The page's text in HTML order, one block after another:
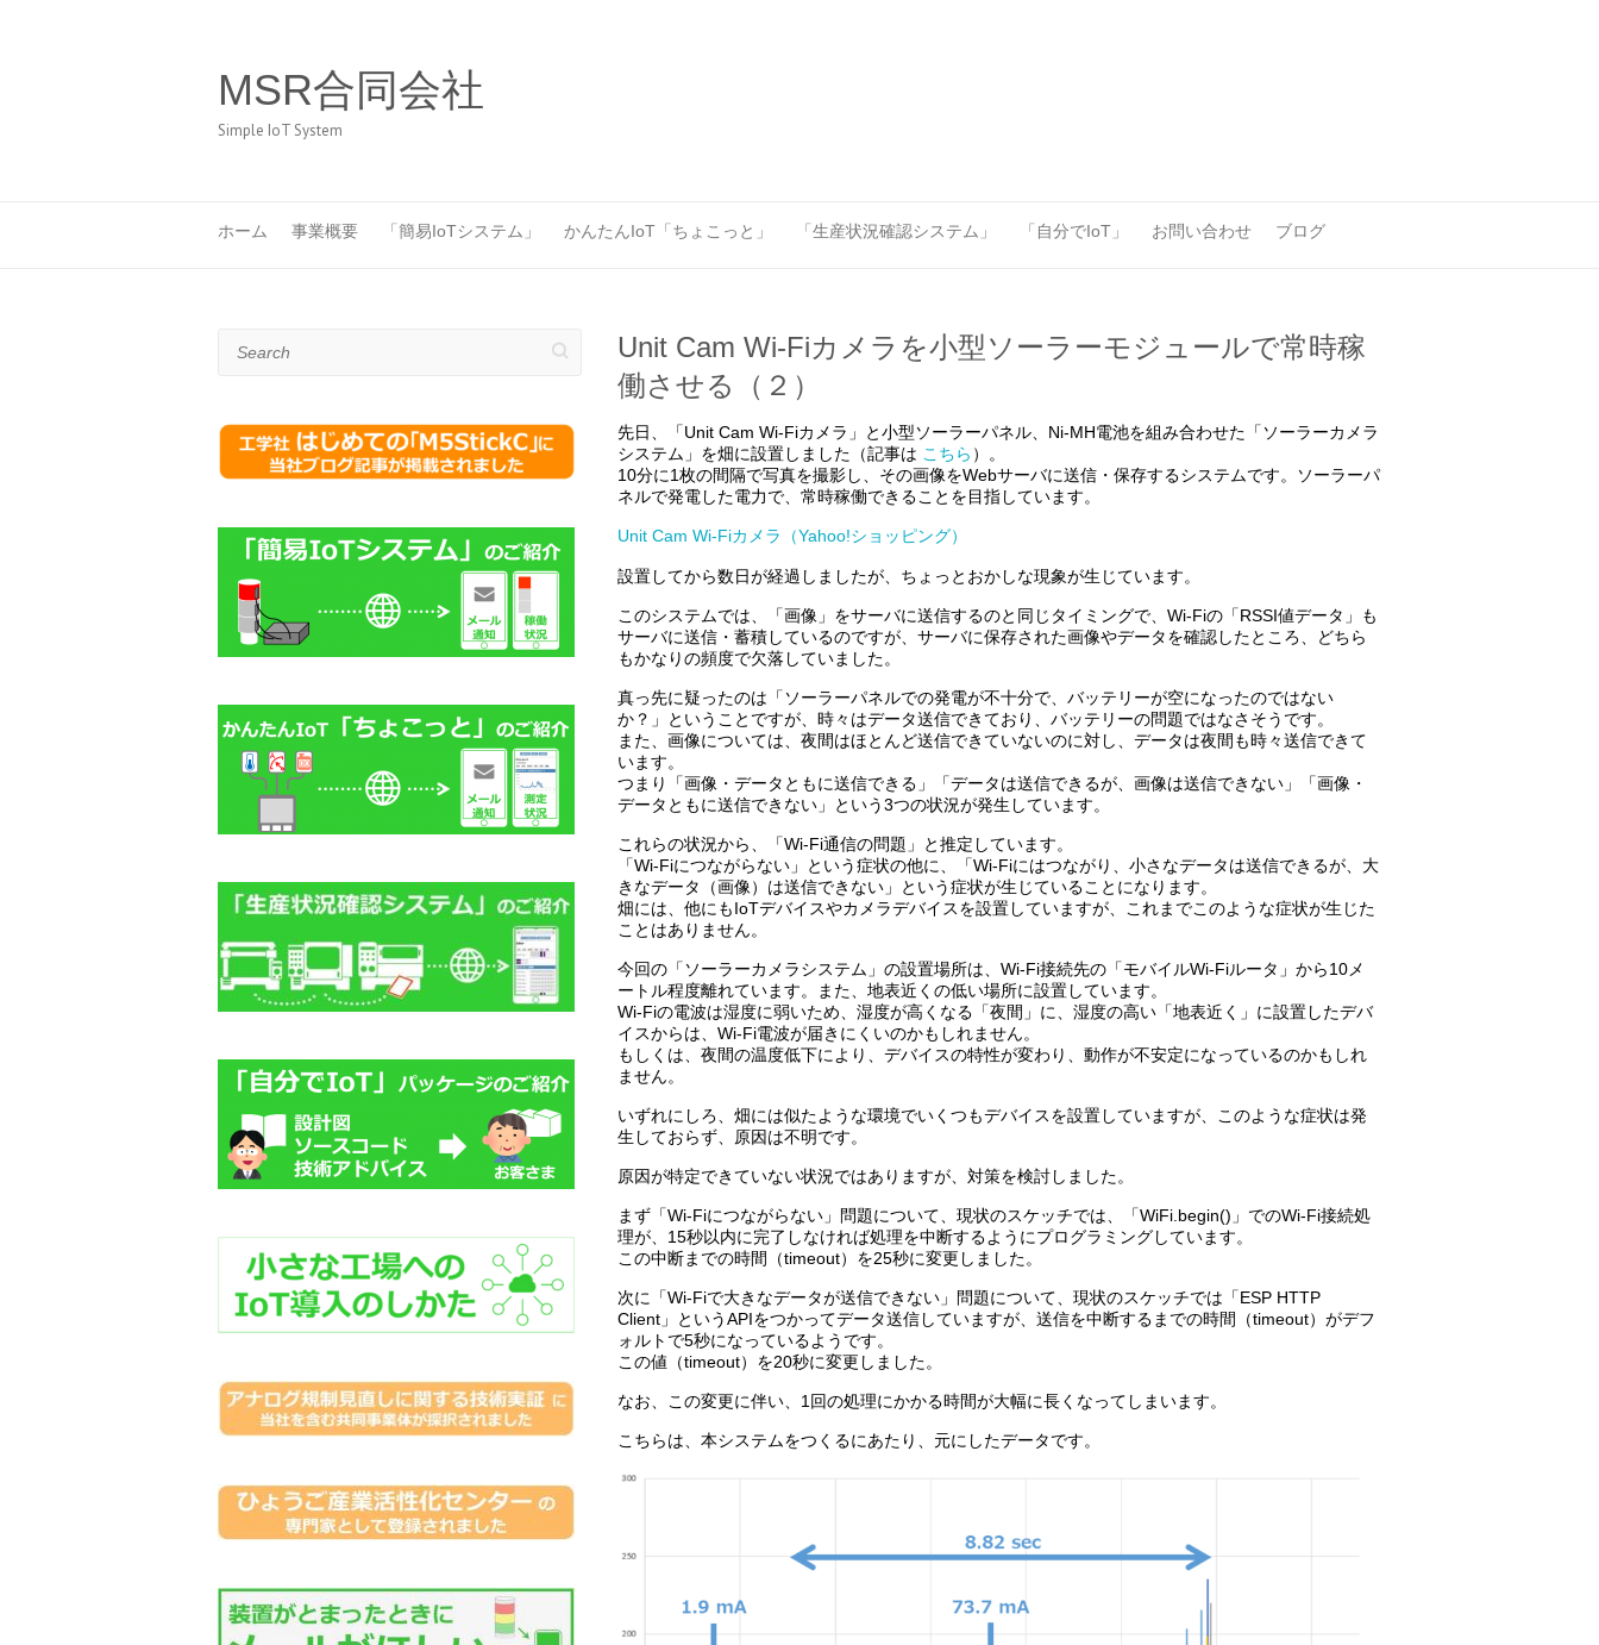
MSR合同会社
Simple IoT System
ホーム 事業概要 「簡易IoTシステム」 かんたんIoT「ちょこっと」 「生産状況確認システム」 「自分でIoT」 お問い合わせ ブログ
Unit Cam Wi-Fiカメラを小型ソーラーモジュールで常時稼
働させる（２）
先日、「Unit Cam Wi-Fiカメラ」と小型ソーラーパネル、Ni-MH電池を組み合わせた「ソーラーカメラ
システム」を畑に設置しました（記事は こちら ）。
10分に1枚の間隔で写真を撮影し、その画像をWebサーバに送信・保存するシステムです。ソーラーパ
ネルで発電した電力で、常時稼働できることを目指しています。
Unit Cam Wi-Fiカメラ（Yahoo!ショッピング）
設置してから数日が経過しましたが、ちょっとおかしな現象が生じています。
このシステムでは、「画像」をサーバに送信するのと同じタイミングで、Wi-Fiの「RSSI値データ」も
サーバに送信・蓄積しているのですが、サーバに保存された画像やデータを確認したところ、どちら
もかなりの頻度で欠落していました。
真っ先に疑ったのは「ソーラーパネルでの発電が不十分で、バッテリーが空になったのではない
か？」ということですが、時々はデータ送信できており、バッテリーの問題ではなさそうです。
また、画像については、夜間はほとんど送信できていないのに対し、データは夜間も時々送信できて
います。
つまり「画像・データともに送信できる」「データは送信できるが、画像は送信できない」「画像・
データともに送信できない」という3つの状況が発生しています。
これらの状況から、「Wi-Fi通信の問題」と推定しています。
「Wi-Fiにつながらない」という症状の他に、「Wi-Fiにはつながり、小さなデータは送信できるが、大
きなデータ（画像）は送信できない」という症状が生じていることになります。
畑には、他にもIoTデバイスやカメラデバイスを設置していますが、これまでこのような症状が生じた
ことはありません。
今回の「ソーラーカメラシステム」の設置場所は、Wi-Fi接続先の「モバイルWi-Fiルータ」から10メ
ートル程度離れています。また、地表近くの低い場所に設置しています。
Wi-Fiの電波は湿度に弱いため、湿度が高くなる「夜間」に、湿度の高い「地表近く」に設置したデバ
イスからは、Wi-Fi電波が届きにくいのかもしれません。
もしくは、夜間の温度低下により、デバイスの特性が変わり、動作が不安定になっているのかもしれ
ません。
いずれにしろ、畑には似たような環境でいくつもデバイスを設置していますが、このような症状は発
生しておらず、原因は不明です。
原因が特定できていない状況ではありますが、対策を検討しました。
まず「Wi-Fiにつながらない」問題について、現状のスケッチでは、「WiFi.begin()」でのWi-Fi接続処
理が、15秒以内に完了しなければ処理を中断するようにプログラミングしています。
この中断までの時間（timeout）を25秒に変更しました。
次に「Wi-Fiで大きなデータが送信できない」問題について、現状のスケッチでは「ESP HTTP
Client」というAPIをつかってデータ送信していますが、送信を中断するまでの時間（timeout）がデフ
ォルトで5秒になっているようです。
この値（timeout）を20秒に変更しました。
なお、この変更に伴い、1回の処理にかかる時間が大幅に長くなってしまいます。
こちらは、本システムをつくるにあたり、元にしたデータです。